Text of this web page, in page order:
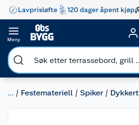
Lavprisløfte 120 dager åpent kjøp
Meny
... Festemateriell Spiker Dykkert